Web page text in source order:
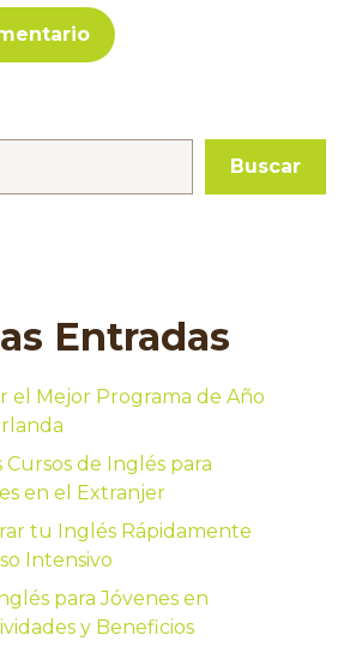
Buscar
Entradas
el Mejor Programa de Año
Cursos de Inglés para
en el Extranjer
tu Inglés Rápidamente
Intensivo
para Jóvenes en
y Beneficios